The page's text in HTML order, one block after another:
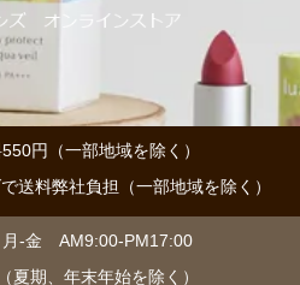
円（一部地域を除く）
送料弊社負担（一部地域を除く）
-金 AM9:00-PM17:00
夏期、年末年始を除く）